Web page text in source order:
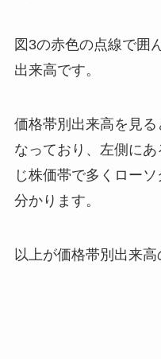
図3の赤色の点線で囲
出来高です。
価格帯別出来高を見る
なっており、左側に
じ株価帯で多くロー
分かります。
以上が価格帯別出来高